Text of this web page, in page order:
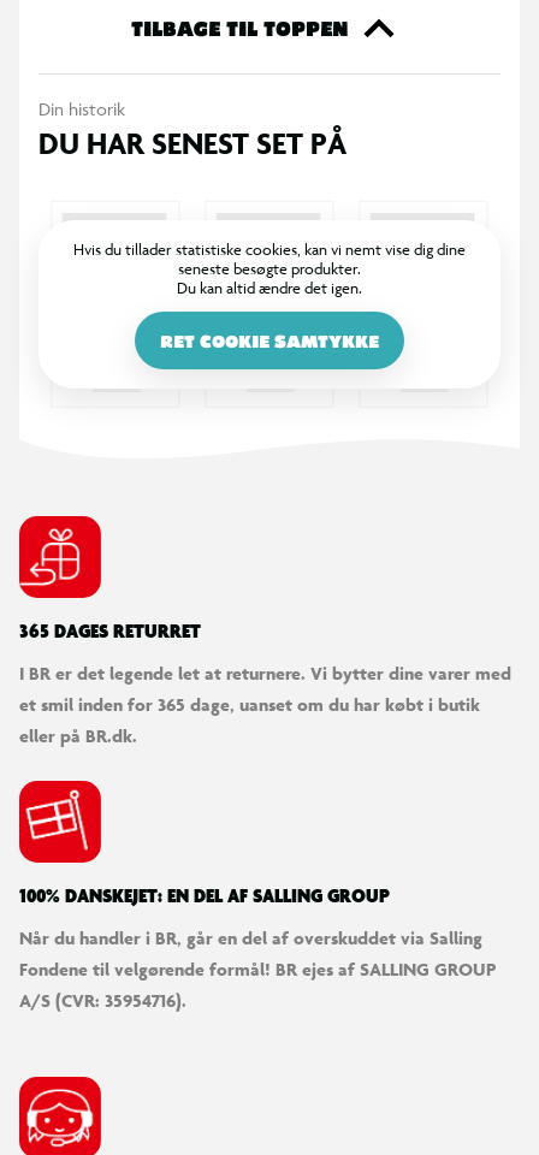
TILBAGE TIL TOPPEN
Din historik
DU HAR SENEST SET PÅ
Hvis du tillader statistiske cookies, kan vi nemt vise dig dine
seneste besøgte produkter.
Du kan altid ændre det igen.
RET COOKIE SAMTYKKE
365 DAGES RETURRET
I BR er det legende let at returnere. Vi bytter dine varer med
et smil inden for 365 dage, uanset om du har købt i butik
eller på BR.dk.
100% DANSKEJET: EN DEL AF SALLING GROUP
Når du handler i BR, går en del af overskuddet via Salling
Fondene til velgørende formål! BR ejes af SALLING GROUP
A/S (CVR: 35954716).